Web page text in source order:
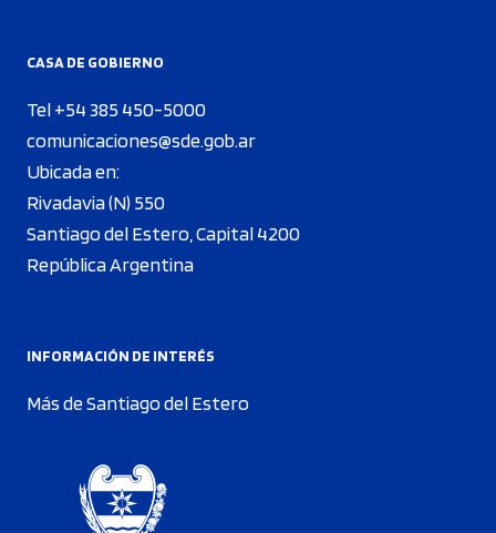
CASA DE GOBIERNO
Tel +54 385 450-5000
comunicaciones@sde.gob.ar
Ubicada en:
Rivadavia (N) 550
Santiago del Estero, Capital 4200
República Argentina
INFORMACIÓN DE INTERÉS
Más de Santiago del Estero